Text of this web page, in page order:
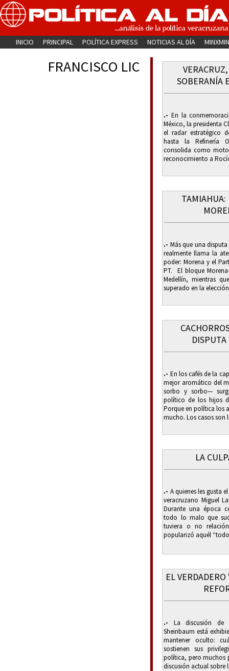
INICIO PRINCIPAL POLÍTICA EXPRESS NOTICIAS AL DÍA
FRANCISCO LIC
SOBERANÍA
.- En la
México, la presidenta
el radar estratégico
hasta la Refinería
consolida como
reconocimiento a
TAMIAHUA:
.- Más que una
realmente llama la
poder: Morena y el
PT. El bloque
Medellín, mientras
superado en la
.- En los cafés de la
mejor aromático del
sorbo y sorbo—
político de los hijos
Porque en política los
mucho. Los casos son
LA
.- A quienes les gusta
veracruzano Miguel
Durante una época
todo lo malo que
tuviera o no
popularizó aquél
EL
.- La discusión de
Sheinbaum está
mantener oculto:
sostienen sus
política, pero muchos
discusión actual sobre